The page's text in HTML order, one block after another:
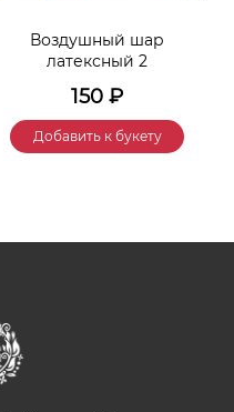
Воздушный шар
латексный 2
150 ₽
Добавить к букету